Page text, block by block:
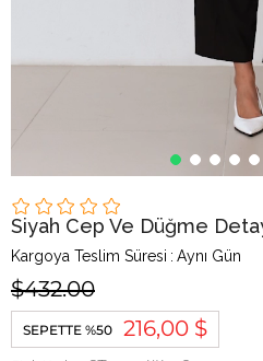
Siyah Cep Ve Düğme
Kargoya Teslim Süresi : Aynı Gün
$432.00
SEPETTE %50 216,00 $